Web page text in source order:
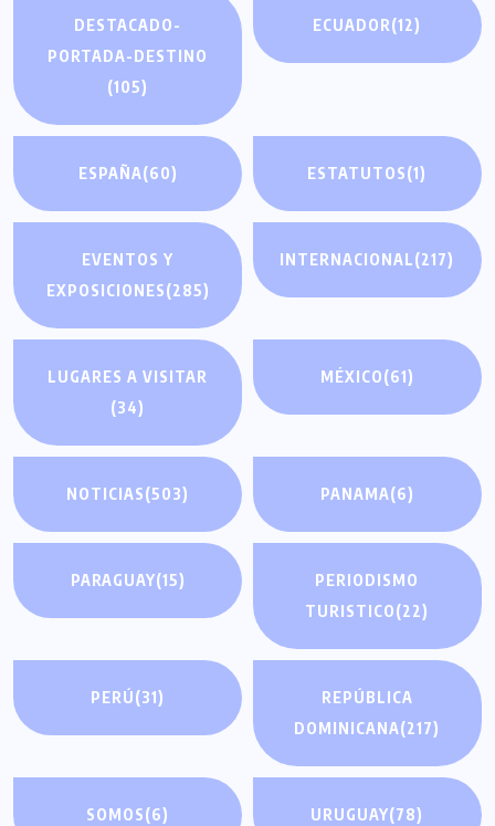
DESTACADO-
PORTADA-DESTINO
(105)
ECUADOR(12)
ESPAÑA(60) ESTATUTOS(1)
EVENTOS Y
EXPOSICIONES(285)
INTERNACIONAL(217)
LUGARES A VISITAR
(34)
MÉXICO(61)
NOTICIAS(503) PANAMA(6)
PARAGUAY(15)
PERIODISMO
TURISTICO(22)
PERÚ(31)
REPÚBLICA
DOMINICANA(217)
SOMOS(6) URUGUAY(78)